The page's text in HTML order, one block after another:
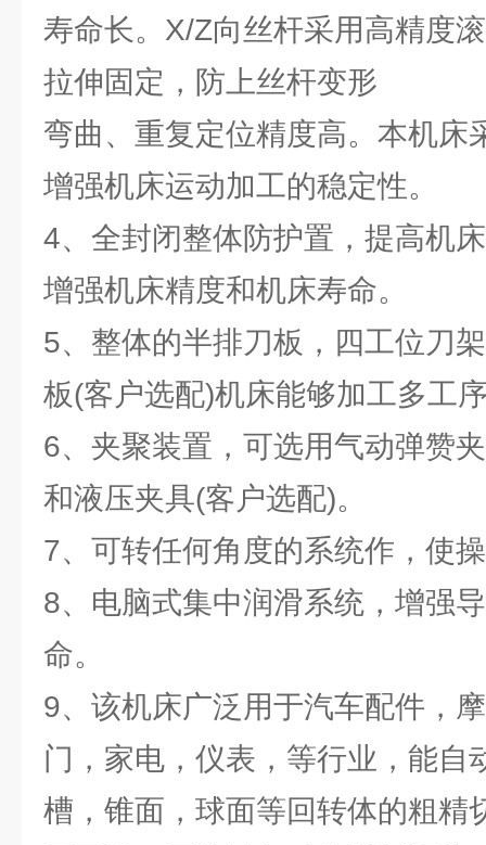
寿命长。X/Z向丝杆采用高精度
拉伸固定，防上丝杆变形
弯曲、重复定位精度高。本机床
增强机床运动加工的稳定性。
4、全封闭整体防护置，提高机
增强机床精度和机床寿命。
5、整体的半排刀板，四工位刀
板(客户选配)机床能够加工多工
6、夹聚装置，可选用气动弹赞
和液压夹具(客户选配)。
7、可转任何角度的系统作，使
8、电脑式集中润滑系统，增强
命。
9、该机床广泛用于汽车配件，
门，家电，仪表，等行业，能自
槽，锥面，球面等回转体的粗精